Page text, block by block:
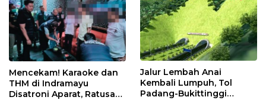
Mencekam! Karaoke dan
THM di Indramayu
Disatroni Aparat, Ratusan
Jalur Lembah Anai
Kembali Lumpuh, Tol
Padang-Bukittinggi